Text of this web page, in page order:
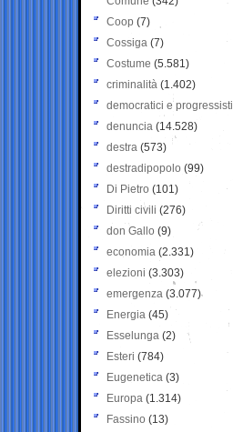
Coop (7)
Cossiga (7)
Costume (5.581)
criminalità (1.402)
democratici e progressisti
denuncia (14.528)
destra (573)
destradipopolo (99)
Di Pietro (101)
Diritti civili (276)
don Gallo (9)
economia (2.331)
elezioni (3.303)
emergenza (3.077)
Energia (45)
Esselunga (2)
Esteri (784)
Eugenetica (3)
Europa (1.314)
Fassino (13)